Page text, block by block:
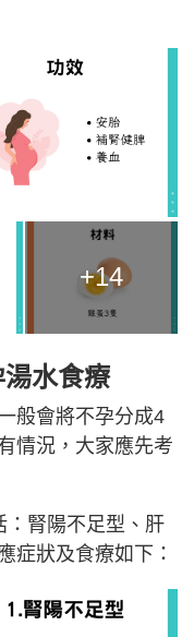
+14
水食療
般會將不孕分成4
情況，大家應先考
：腎陽不足型、肝
症狀及食療如下：